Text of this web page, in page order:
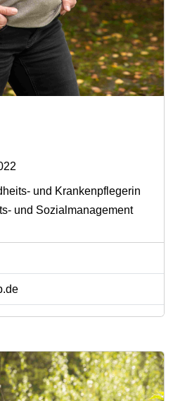
und Krankenpflegerin
und Sozialmanagement